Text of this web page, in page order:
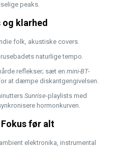
peaks.
klarhed
folk, akustiske covers.
naturlige tempo.
reflekser; sæt en mini-BT-
at dæmpe diskantgengivelsen.
Sunrise-playlists med
hormonkurven.
før alt
elektronika, instrumental